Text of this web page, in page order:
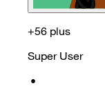
+56 plus
Super User
•